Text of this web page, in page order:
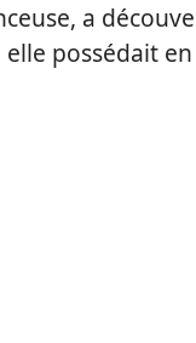
a
elle possédait